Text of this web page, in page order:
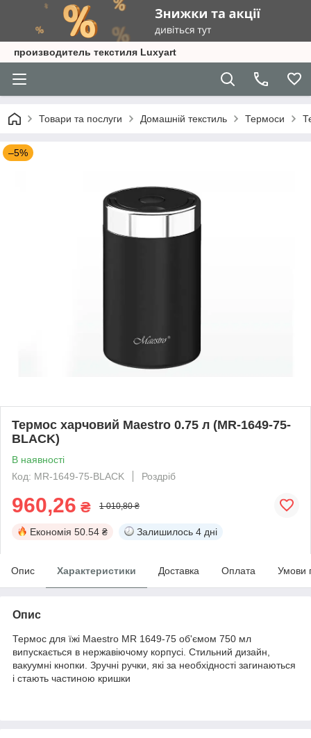
производитель текстиля Luxyart
Товари та послуги Домашній текстиль Термоси
–5%
Термос харчовий Maestro 0.75 л (MR-1649-75-
BLACK)
В наявності
Код: MR-1649-75-BLACK
Роздріб
960,26 ₴ 1 010,80 ₴
Економія 50.54 ₴ Залишилось 4 дні
Опис Характеристики Доставка Оплата Умови
Опис
Термос для їжі Maestro MR 1649-75 об'ємом 750 мл
випускається в нержавіючому корпусі. Стильний дизайн,
вакуумні кнопки. Зручні ручки, які за необхідності загинаються
і стають частиною кришки